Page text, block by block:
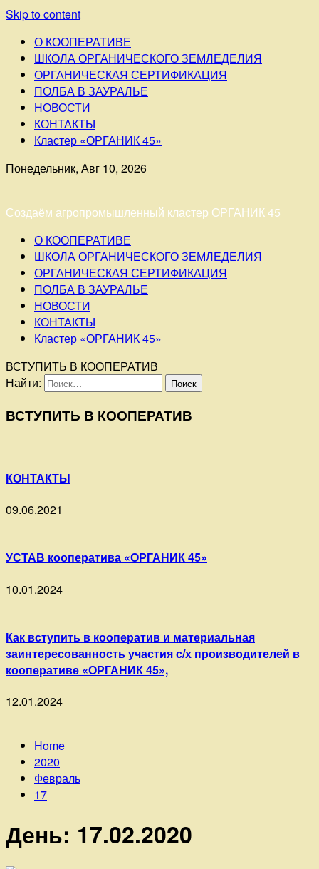
Skip to content
О КООПЕРАТИВЕ
ШКОЛА ОРГАНИЧЕСКОГО ЗЕМЛЕДЕЛИЯ
ОРГАНИЧЕСКАЯ СЕРТИФИКАЦИЯ
ПОЛБА В ЗАУРАЛЬЕ
НОВОСТИ
КОНТАКТЫ
Кластер «ОРГАНИК 45»
Понедельник, Авг 10, 2026
Создаём агропромышленный кластер ОРГАНИК 45
О КООПЕРАТИВЕ
ШКОЛА ОРГАНИЧЕСКОГО ЗЕМЛЕДЕЛИЯ
ОРГАНИЧЕСКАЯ СЕРТИФИКАЦИЯ
ПОЛБА В ЗАУРАЛЬЕ
НОВОСТИ
КОНТАКТЫ
Кластер «ОРГАНИК 45»
ВСТУПИТЬ В КООПЕРАТИВ
Найти:
ВСТУПИТЬ В КООПЕРАТИВ
КОНТАКТЫ
09.06.2021
УСТАВ кооператива «ОРГАНИК 45»
10.01.2024
Как вступить в кооператив и материальная
заинтересованность участия с/х производителей в
кооперативе «ОРГАНИК 45»,
12.01.2024
Home
2020
Февраль
17
День: 17.02.2020